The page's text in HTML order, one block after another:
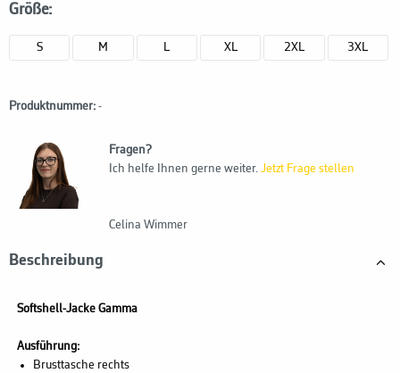
Größe:
S M L XL 2XL 3XL
Produktnummer: -
Fragen?
Ich helfe Ihnen gerne weiter. Jetzt Frage stellen
Celina Wimmer
Beschreibung
Softshell-Jacke Gamma
Ausführung:
Brusttasche rechts